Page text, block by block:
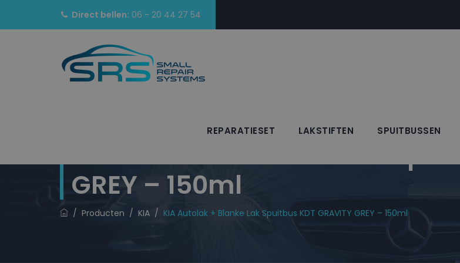
Direct bellen: 06 - 20 44 27 54
REPARATIESET LAKSTIFTEN SPUITBUSSEN
KIA Autolak + Blanke Lak
GREY – 150ml
/ Producten / KIA / KIA Autolak + Blanke Lak Spuitbus KDT GRAVITY GREY – 150ml